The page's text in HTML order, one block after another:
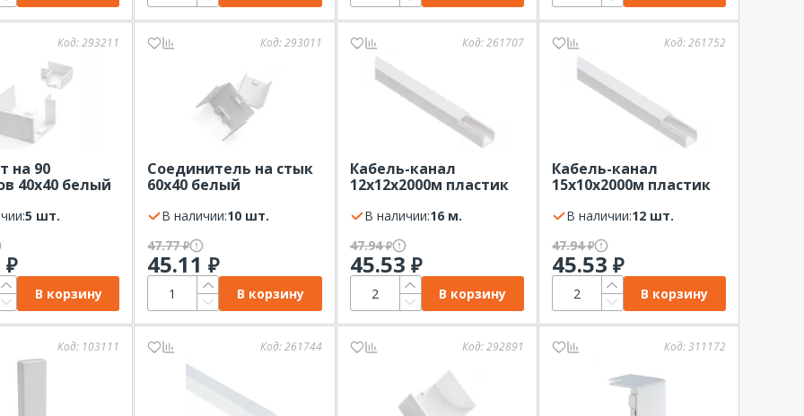
Код:293211
на 90
40х40 белый
5 шт.
₽
В корзину
Код:293011
Соединитель на стык
60х40 белый
В наличии:
10 шт.
47.77₽
45.11₽
В корзину
Код:261707
Кабель-канал
12х12х2000м пластик
В наличии:
16 м.
47.94₽
45.53 ₽
В корзину
Код:261752
Кабель-канал
15х10х2000м пластик
В наличии:
12 шт.
47.94₽
45.53 ₽
В корзину
Код: 103111 Код:261744 Код:292891 Код:311172